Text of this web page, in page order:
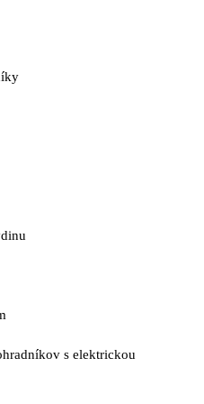
s elektrickou